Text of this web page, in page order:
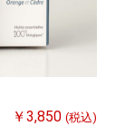
￥3,850 (税込)